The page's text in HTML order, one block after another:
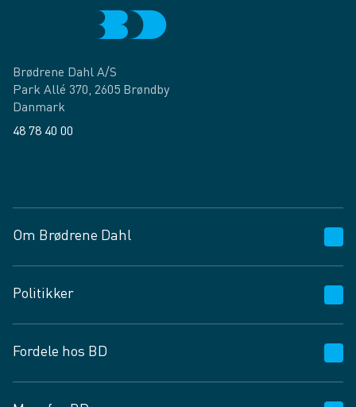
Brødrene Dahl A/S
Park Allé 370, 2605 Brøndby
Danmark
48 78 40 00
Om Brødrene Dahl
Vagttelefon 30 10 89 89
Spørgsmål og svar
Job og karriere
Fødevarekontrolrapport
Politikker
Privatlivspolitik
Cookies
Fordele hos BD